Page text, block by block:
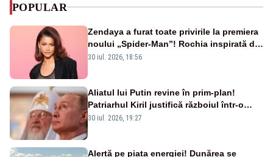
POPULAR
Zendaya a furat toate privirile la premiera
noului „Spider-Man”! Rochia inspirată de
pânza de păianjen a făcut senzație
30 iul. 2026, 18:56
Aliatul lui Putin revine în prim-plan!
Patriarhul Kiril justifică războiul într-o
nouă carte
30 iul. 2026, 19:27
Alertă pe piața energiei! Dunărea se